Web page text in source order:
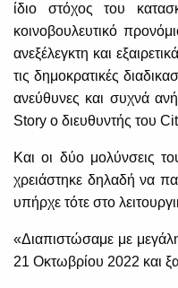
ίδιο στόχος του
κοινοβουλευτικό
ανεξέλεγκτη και
τις δημοκρατικές
ανεύθυνες και συχνά
Story ο διευθυντής του
Και οι δύο μολύνσεις
χρειάστηκε δηλαδή να
υπήρχε τότε στο
«Διαπιστώσαμε με
21 Οκτωβρίου 2022 και